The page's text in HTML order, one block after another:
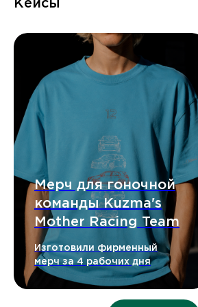
Кейсы
Мерч для гоночной
команды Kuzma's
Mother Racing Team
Изготовили фирменный
мерч за 4 рабочих дня
от идеи до готового изделия. Создадим
HEADCRAFT